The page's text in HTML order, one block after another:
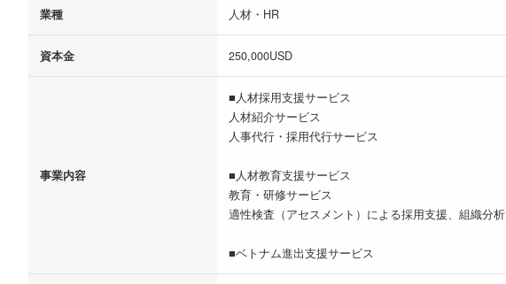
業種 人材・HR
資本金 250,000USD
事業内容
■人材採用支援サービス
人材紹介サービス
人事代行・採用代行サービス
■人材教育支援サービス
教育・研修サービス
適性検査（アセスメント）による採用支援、組織分析
■ベトナム進出支援サービス